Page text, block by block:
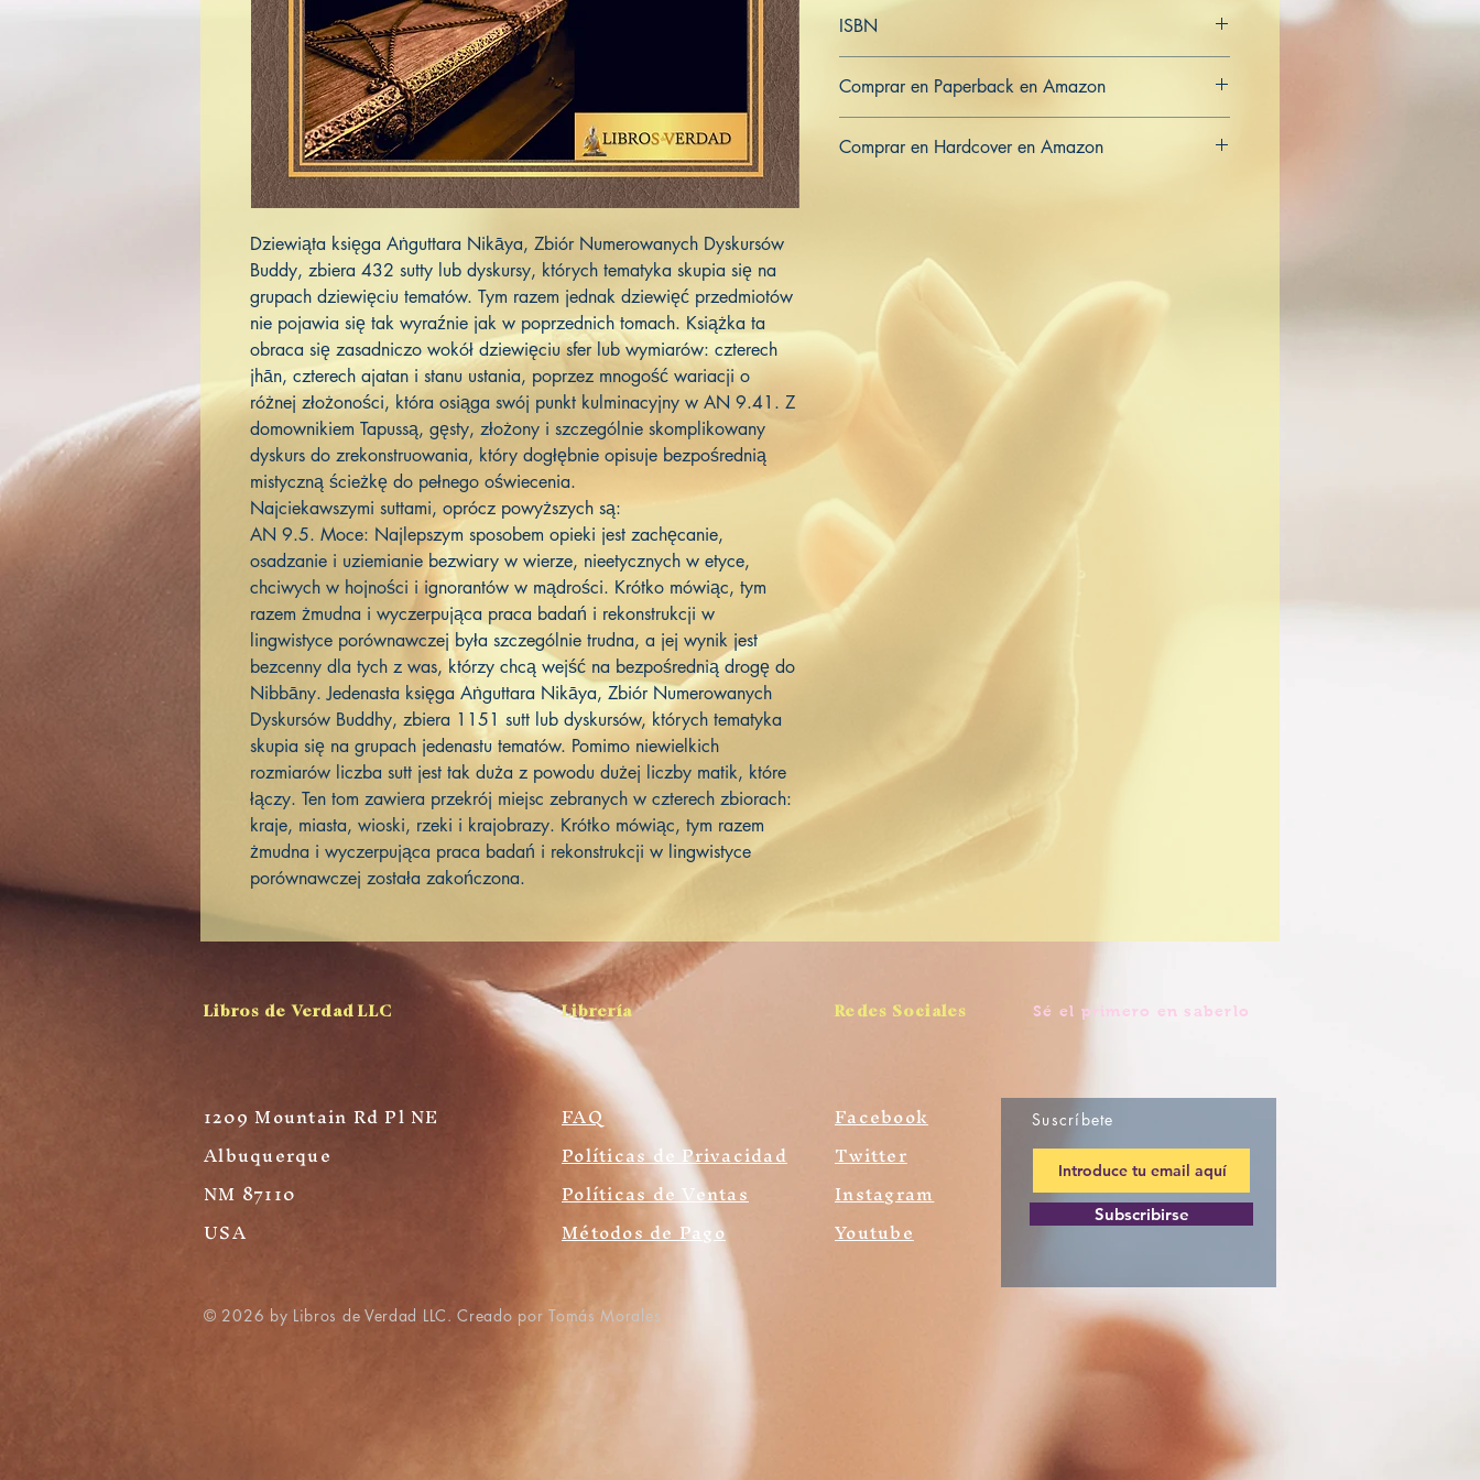
Dziewiąta księga Aṅguttara Nikāya, Zbiór Numerowanych Dyskursów
Buddy, zbiera 432 sutty lub dyskursy, których tematyka skupia się na
grupach dziewięciu tematów. Tym razem jednak dziewięć przedmiotów
nie pojawia się tak wyraźnie jak w poprzednich tomach. Książka ta
obraca się zasadniczo wokół dziewięciu sfer lub wymiarów: czterech
jhān, czterech ajatan i stanu ustania, poprzez mnogość wariacji o
różnej złożoności, która osiąga swój punkt kulminacyjny w AN 9.41. Z
domownikiem Tapussą, gęsty, złożony i szczególnie skomplikowany
dyskurs do zrekonstruowania, który dogłębnie opisuje bezpośrednią
mistyczną ścieżkę do pełnego oświecenia.
Najciekawszymi suttami, oprócz powyższych są:
AN 9.5. Moce: Najlepszym sposobem opieki jest zachęcanie,
osadzanie i uziemianie bezwiary w wierze, nieetycznych w etyce,
chciwych w hojności i ignorantów w mądrości. Krótko mówiąc, tym
razem żmudna i wyczerpująca praca badań i rekonstrukcji w
lingwistyce porównawczej była szczególnie trudna, a jej wynik jest
bezcenny dla tych z was, którzy chcą wejść na bezpośrednią drogę do
Nibbāny. Jedenasta księga Aṅguttara Nikāya, Zbiór Numerowanych
Dyskursów Buddhy, zbiera 1151 sutt lub dyskursów, których tematyka
skupia się na grupach jedenastu tematów. Pomimo niewielkich
rozmiarów liczba sutt jest tak duża z powodu dużej liczby matik, które
łączy. Ten tom zawiera przekrój miejsc zebranych w czterech zbiorach:
kraje, miasta, wioski, rzeki i krajobrazy. Krótko mówiąc, tym razem
żmudna i wyczerpująca praca badań i rekonstrukcji w lingwistyce
porównawczej została zakończona.
ISBN
Comprar en Paperback en Amazon
Comprar en Hardcover en Amazon
Libros de Verdad LLC Librería Redes Sociales Sé el primero en saberlo
1209 Mountain Rd Pl NE
Albuquerque
NM 87110
USA
FAQ
Políticas de Privacidad
Políticas de Ventas
Métodos de Pago
Facebook
Twitter
Instagram
Youtube
Suscríbete
Subscribirse
© 2026 by Libros de Verdad LLC. Creado por Tomás Morales